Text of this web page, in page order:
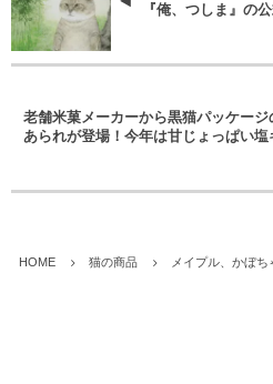
『俺、つしま』の
老舗米菓メーカーから黒猫パッケージ
あられが登場！今年は甘じょっぱい塩
HOME 猫の商品 メイプル、かぼ